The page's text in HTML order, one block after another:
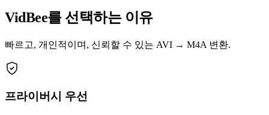
VidBee를 선택하는 이유
빠르고, 개인적이며, 신뢰할 수 있는 AVI → M4A 변환.
프라이버시 우선